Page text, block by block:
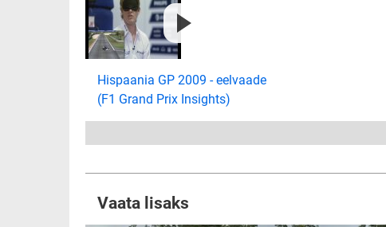
Hispaania GP 2009 - eelvaade
(F1 Grand Prix Insights)
Vaata lisaks